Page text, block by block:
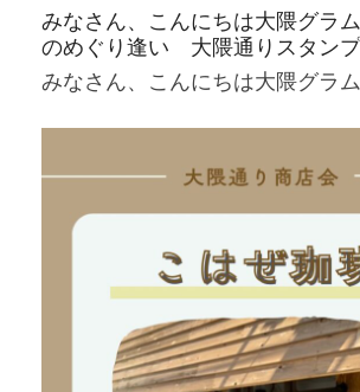
みなさん、こんにちは大隈グラ
のめぐり逢い 大隈通りスタン
みなさん、こんにちは大隈グラ